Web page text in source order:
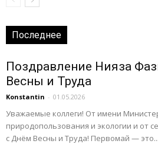
Последнее
Поздравление Нияза
Весны и Труда
Konstantin - 01.05.2026
Уважаемые коллеги! От имени
природопользования и экологии и от
с Днём Весны и Труда! Первомай — это...